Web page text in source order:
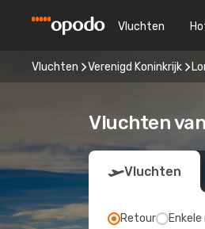
Vluchten
Vluchten Verenigd Koninkrijk
Vluchten
Vluchten
Retour Enkele